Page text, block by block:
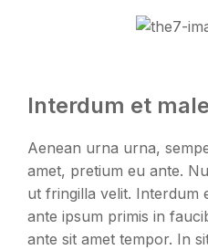
Interdum et
Aenean urna urna,
amet, pretium eu ante.
ut fringilla velit. Interdum
ante ipsum primis in
ante sit amet tempor. In